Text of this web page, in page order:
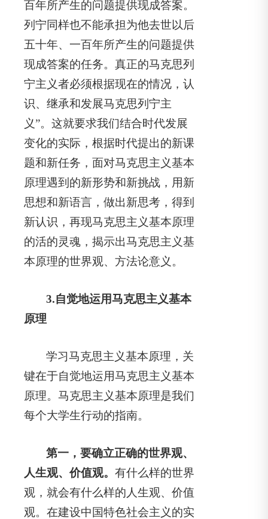
百年所产生的问题提供现成答案。
列宁同样也不能承担为他去世以后
五十年、一百年所产生的问题提供
现成答案的任务。真正的马克思列
宁主义者必须根据现在的情况，认
识、继承和发展马克思列宁主
义”。这就要求我们结合时代发展
变化的实际，根据时代提出的新课
题和新任务，面对马克思主义基本
原理遇到的新形势和新挑战，用新
思想和新语言，做出新思考，得到
新认识，再现马克思主义基本原理
的活的灵魂，揭示出马克思主义基
本原理的世界观、方法论意义。
3.自觉地运用马克思主义基本
原理
学习马克思主义基本原理，关
键在于自觉地运用马克思主义基本
原理。马克思主义基本原理是我们
每个大学生行动的指南。
第一，要确立正确的世界观、
人生观、价值观。 有什么样的世界
观，就会有什么样的人生观、价值
观。在建设中国特色社会主义的实